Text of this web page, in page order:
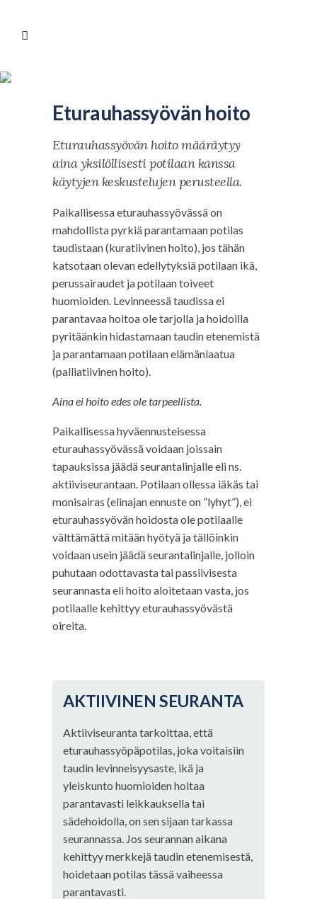
Eturauhassyövän hoito
Eturauhassyövän hoito määräytyy
aina yksilöllisesti potilaan kanssa
käytyjen keskustelujen perusteella.
Paikallisessa eturauhassyövässä on
mahdollista pyrkiä parantamaan potilas
taudistaan (kuratiivinen hoito), jos tähän
katsotaan olevan edellytyksiä potilaan ikä,
perussairaudet ja potilaan toiveet
huomioiden. Levinneessä taudissa ei
parantavaa hoitoa ole tarjolla ja hoidoilla
pyritäänkin hidastamaan taudin etenemistä
ja parantamaan potilaan elämänlaatua
(palliatiivinen hoito).
Aina ei hoito edes ole tarpeellista.
Paikallisessa hyväennusteisessa
eturauhassyövässä voidaan joissain
tapauksissa jäädä seurantalinjalle eli ns.
aktiiviseurantaan. Potilaan ollessa iäkäs tai
monisairas (elinajan ennuste on ”lyhyt”), ei
eturauhassyövän hoidosta ole potilaalle
välttämättä mitään hyötyä ja tällöinkin
voidaan usein jäädä seurantalinjalle, jolloin
puhutaan odottavasta tai passiivisesta
seurannasta eli hoito aloitetaan vasta, jos
potilaalle kehittyy eturauhassyövästä
oireita.
AKTIIVINEN SEURANTA
Aktiiviseuranta tarkoittaa, että
eturauhassyöpäpotilas, joka voitaisiin
taudin levinneisyysaste, ikä ja
yleiskunto huomioiden hoitaa
parantavasti leikkauksella tai
sädehoidolla, on sen sijaan tarkassa
seurannassa. Jos seurannan aikana
kehittyy merkkejä taudin etenemisestä,
hoidetaan potilas tässä vaiheessa
parantavasti.